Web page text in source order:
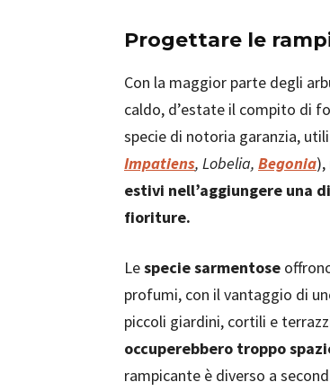
Progettare le
Con la maggior parte degli
caldo, d’estate il compito di
specie di notoria garanzia,
Impatiens, Lobelia, Begonia
estivi nell’aggiungere una
fioriture.
Lespecie sarmentose
profumi, con il vantaggio di
piccoli giardini, cortili e
occuperebbero troppo
rampicante è diverso a